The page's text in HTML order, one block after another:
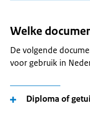
Welke
De volgende
voor gebruik in
Diploma of